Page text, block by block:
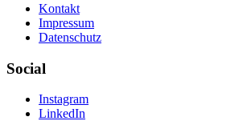
Kontakt
Impressum
Datenschutz
Social
Instagram
LinkedIn